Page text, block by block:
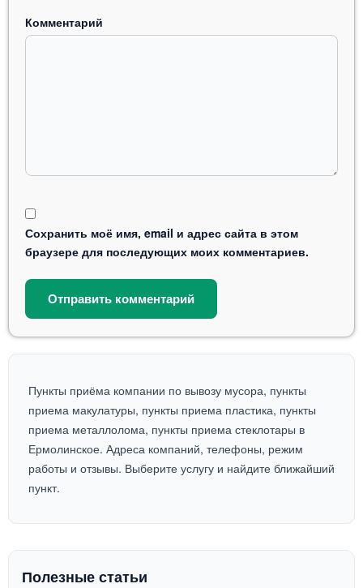
Комментарий
Сохранить моё имя, email и адрес сайта в этом
браузере для последующих моих комментариев.
Пункты приёма компании по вывозу мусора, пункты
приема макулатуры, пункты приема пластика, пункты
приема металлолома, пункты приема стеклотары в
Ермолинское. Адреса компаний, телефоны, режим
работы и отзывы. Выберите услугу и найдите ближайший
пункт.
Полезные статьи